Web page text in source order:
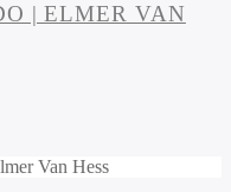
| ELMER VAN
Van Hess